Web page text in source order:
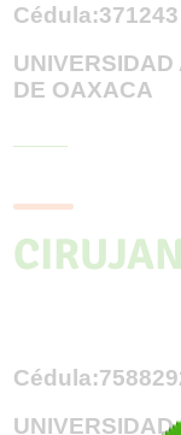
Cédula:371243
DE OAXACA